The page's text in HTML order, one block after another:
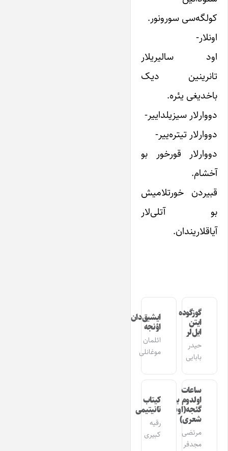
کولگه‌سی سورونور.
اونلار-
اود سالیریلار
تانرینین دیک
باخدیغی یئره.
دووارلار سیزیلداییر-
دووارلار تیتره‌ییر-
دووارلار قورخور بو
آخشام.
قبیردن خورتلامیش
بو آتلی‌لار
آیاقلاریندان.
گوزگوده
ایتن
ایل‌لر
حیدر
بابایی
ایشیق‌دان
اؤنجه
ائلمان
موغانلی
ساعات
اولدوم بیر
گئجه(اوشاق
شعری)
مرتضی
مجدفر
کیتاب
تانیتیمی
رقیه
کبیری